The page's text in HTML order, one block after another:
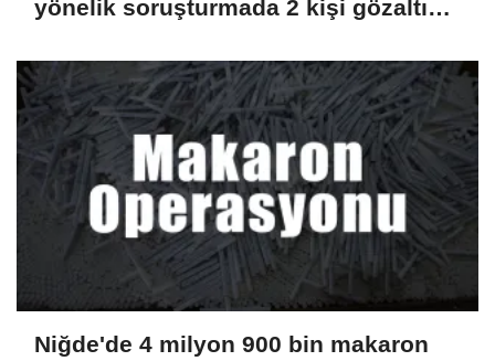
yönelik soruşturmada 2 kişi gözaltına
Niğde'de 4 milyon 900 bin makaron